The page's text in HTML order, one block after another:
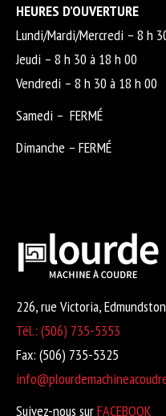
HEURES D’OUVERTURE
Lundi/Mardi/Mercredi – 8 h
Jeudi – 8 h 30 à 18 h 00
Vendredi – 8 h 30 à 18 h 00
Samedi – FERMÉ
Dimanche – FERMÉ
226, rue Victoria,
Tél.: (506) 735-5353
Fax: (506) 735-5325
Suivez-nous surFACEBOOK